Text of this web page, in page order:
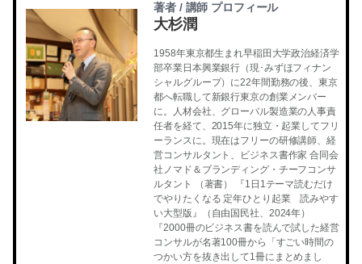
著者 / 講師 プロフィール
大杉潤
1958年東京都生まれ早稲田大学政治経済学
部卒業日本興業銀行（現･みずほフィナン
シャルグループ）に22年間勤務の後、東京
都へ転職して新銀行東京の創業メンバー
に。人材会社、グローバル製造業の人事責
任者を経て、2015年に独立・起業してフリ
ーランスに。現在はフリーの研修講師、経
営コンサルタント、ビジネス書作家 合同会
社ノマド＆ブランディング・チーフコンサ
ルタント （著書） 『1日1テーマ読むだけ
でやりたくなる 定年ひとり起業 読みやす
い大型版』（自由国民社、2024年）
『2000冊のビジネス書を読んで試した経営
コンサルが名著100冊から「すごい時間の
つかい方を抜き出して1冊にまとめまし